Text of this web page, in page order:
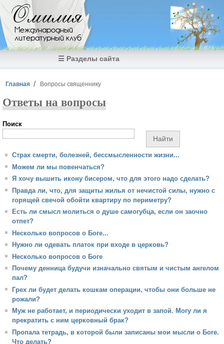
Перейти к основному содержанию
Омилия
Международный
литературный клуб
☰ Разделы сайта
Вы здесь
Главная Вопросы священнику
Ответы на вопросы
Поиск
Страх смерти, болезней, бессмысленности жизни...
Можем ли мы повенчаться?
Я хочу вышить икону бисером, что для этого надо сделать?
Правда ли, что, для защиты жилья от нечистой силы, нужно с
горящей свечой обойти квартиру по периметру?
Есть ли смысл молиться о душе самогубца, если он заочно
отпет?
Несколько вопросов о Боге...
Нужно ли одевать платок при входе в церковь?
Несколько вопросов о Боге
Почему денница будучи изначально святым и чистым ангелом
пал?
Грех ли будет делать кошкам операции, чтобы они больше не
рожали?
Муж не работает, и периодически уходит в запой. Могу ли я
прекратить с ним церковный брак?
Пропала тетрадь, в которой были записаны мои мысли о Боге.
Что делать?